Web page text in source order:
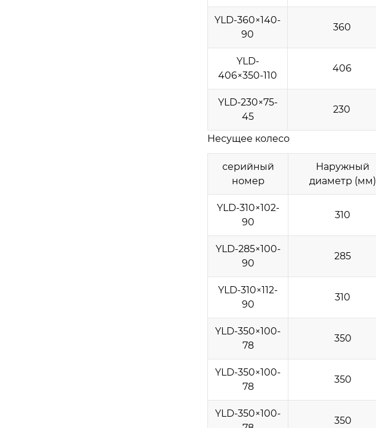
YLD-360×140-
90
360
YLD-
406×350-110
406
YLD-230×75-
45
230
Несущее колесо
серийный
номер
Наружный
диаметр (мм)
YLD-310×102-
90
310
YLD-285×100-
90
285
YLD-310×112-
90
310
YLD-350×100-
78
350
YLD-350×100-
78
350
YLD-350×100-
350